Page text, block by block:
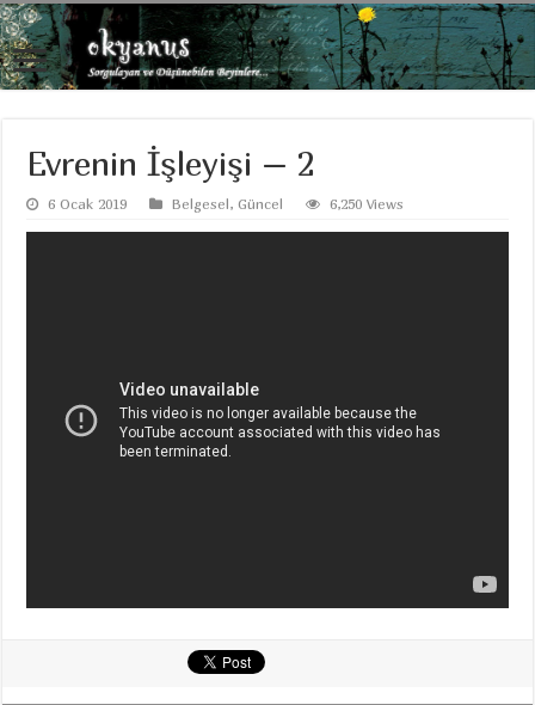
Evrenin İşleyişi – 2
6 Ocak 2019 Belgesel,Güncel 6,250 Views